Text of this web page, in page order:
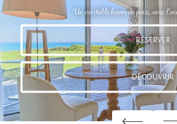
Un véritable havre de paix, avec
RÉSERVER
DÉCOUVRIR